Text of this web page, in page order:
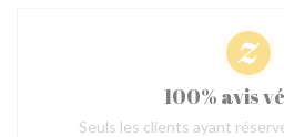
100% avis
Seuls les clients ayant